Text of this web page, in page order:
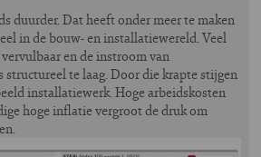
duurder. Dat heeft onder meer te maken
in de bouw- en installatiewereld. Veel
en de instroom van
structureel te laag. Door die krapte stijgen
installatiewerk. Hoge arbeidskosten
hoge inflatie vergroot de druk om